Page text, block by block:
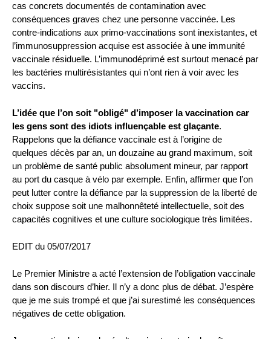
cas concrets documentés de contamination avec
conséquences graves chez une personne vaccinée. Les
contre-indications aux primo-vaccinations sont inexistantes, et
l’immunosuppression acquise est associée à une immunité
vaccinale résiduelle. L’immunodéprimé est surtout menacé par
les bactéries multirésistantes qui n’ont rien à voir avec les
vaccins.
L’idée que l’on soit "obligé" d’imposer la vaccination car
les gens sont des idiots influençable est glaçante.
Rappelons que la défiance vaccinale est à l’origine de
quelques décès par an, un douzaine au grand maximum, soit
un problème de santé public absolument mineur, par rapport
au port du casque à vélo par exemple. Enfin, affirmer que l’on
peut lutter contre la défiance par la suppression de la liberté de
choix suppose soit une malhonnêteté intellectuelle, soit des
capacités cognitives et une culture sociologique très limitées.
EDIT du 05/07/2017
Le Premier Ministre a acté l’extension de l’obligation vaccinale
dans son discours d’hier. Il n’y a donc plus de débat. J’espère
que je me suis trompé et que j’ai surestimé les conséquences
négatives de cette obligation.